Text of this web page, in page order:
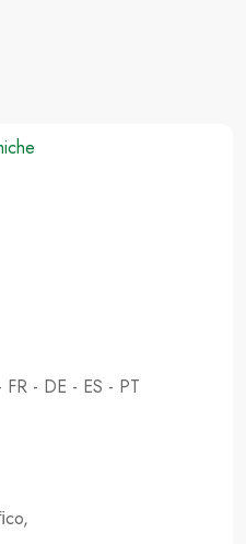
- DE - ES - PT